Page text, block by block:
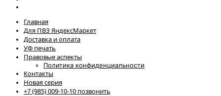
Главная
Для ПВЗ ЯндексМаркет
Доставка и оплата
УФ печать
Правовые аспекты
Политика конфиденциальности
Контакты
Новая серия
+7 (985) 009-10-10 позвонить